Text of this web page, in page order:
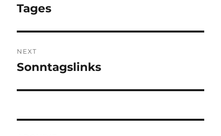
post:
Tages
NEXT
Next
Sonntagslinks